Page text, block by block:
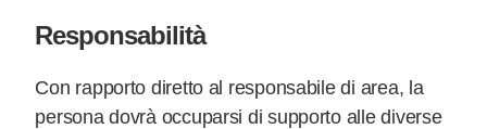
Responsabilità
Con rapporto diretto al responsabile di area, la
persona dovrà occuparsi di supporto alle diverse